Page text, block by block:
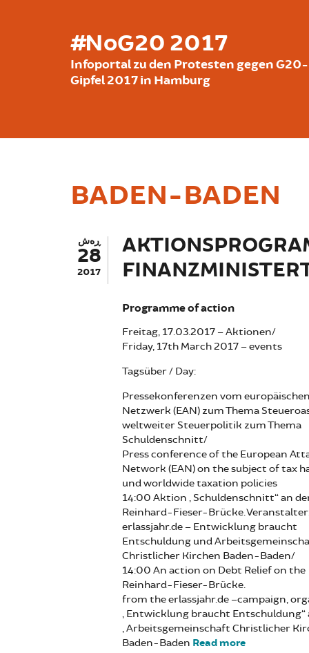
#NoG20 2017
Infoportal zu den Protesten gegen G20-
Gipfel 2017 in Hamburg
BADEN-BADEN
ڕەش
28
2017
Programme of action
Freitag, 17.03.2017 – Aktionen/
Friday, 17th March 2017 – events
Tagsüber / Day:
Pressekonferenzen vom
Netzwerk (EAN) zum Thema
weltweiter Steuerpolitik zum Thema
Schuldenschnitt/
Press conference of the European
Network (EAN) on the subject of tax
und worldwide taxation policies
14:00 Aktion „Schuldenschnitt“ an
Reinhard-Fieser-Brücke.
erlassjahr.de – Entwicklung braucht
Entschuldung und
Christlicher Kirchen Baden-Baden/
14:00 An action on Debt Relief on the
Reinhard-Fieser-Brücke.
from the erlassjahr.de –campaign,
„Entwicklung braucht Entschuldung“
„Arbeitsgemeinschaft Christlicher
Baden-Baden Read more